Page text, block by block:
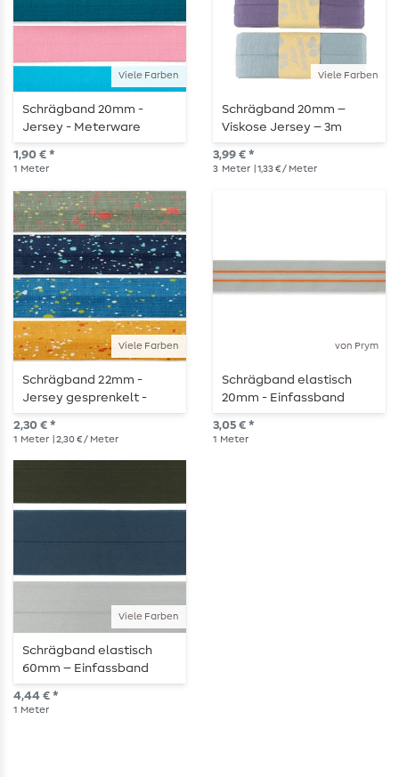
Viele Farben
Schrägband 20mm -
Jersey - Meterware
1,90 € *
1 Meter
Viele Farben
Schrägband 20mm –
Viskose Jersey – 3m
Länge
3,99 € *
3 Meter | 1,33 € / Meter
Viele Farben
Schrägband 22mm -
Jersey gesprenkelt -
Meterware
2,30 € *
1 Meter | 2,30 € / Meter
von Prym
Schrägband elastisch
20mm - Einfassband
Falzgummi - PRYM - 1
Meter Länge
3,05 € *
1 Meter
Viele Farben
Schrägband elastisch
60mm – Einfassband
Falzgummi – Meterware
4,44 € *
1 Meter